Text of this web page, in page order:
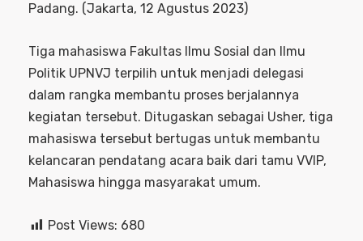
Padang. (Jakarta, 12 Agustus 2023)
Tiga mahasiswa Fakultas Ilmu Sosial dan Ilmu
Politik UPNVJ terpilih untuk menjadi delegasi
dalam rangka membantu proses berjalannya
kegiatan tersebut. Ditugaskan sebagai Usher, tiga
mahasiswa tersebut bertugas untuk membantu
kelancaran pendatang acara baik dari tamu VVIP,
Mahasiswa hingga masyarakat umum.
Post Views: 680